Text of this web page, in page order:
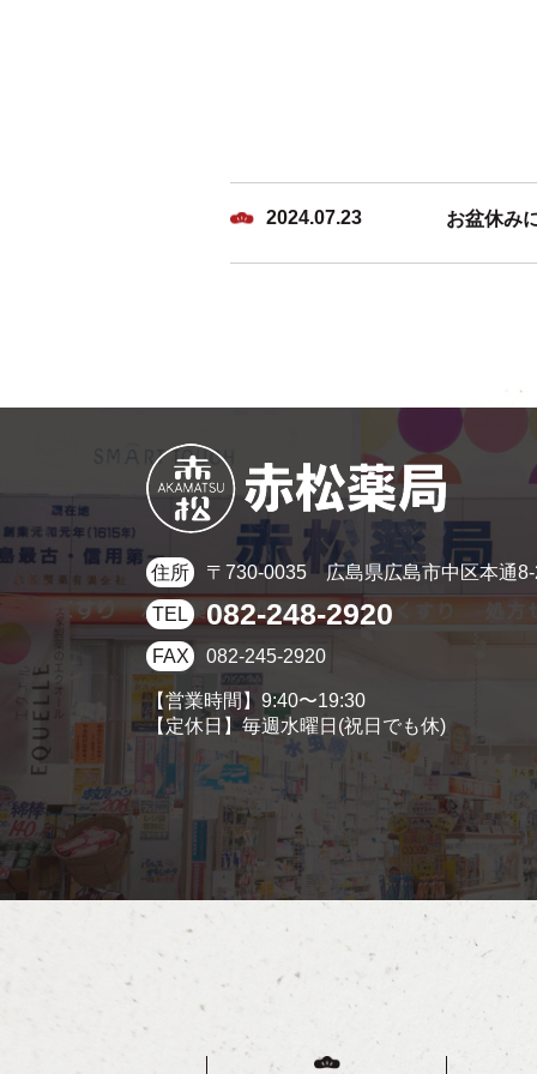
2024.07.23 お盆休み
住所 〒730-0035広島県広島市中区本通
TEL 082-248-2920
FAX 082-245-2920
【営業時間】9:40〜19:30
【定休日】毎週水曜日(祝日でも休)